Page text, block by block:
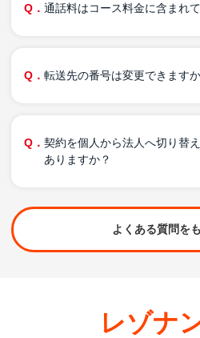
通話料はコース料金に含まれ
転送先の番号は変更できます
契約を個人から法人へ切り替
ありますか？
よくある質問を
レゾナ